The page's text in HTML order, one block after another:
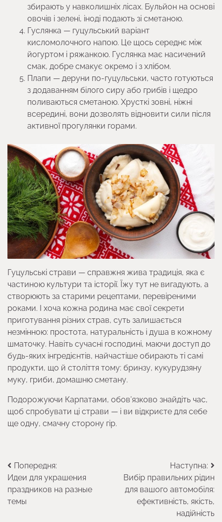
збирають у навколишніх лісах. Бульйон на основі
овочів і зелені, іноді подають зі сметаною.
Гуслянка — гуцульський варіант
кисломолочного напою. Це щось середнє між
йогуртом і ряжанкою. Гуслянка має насичений
смак, добре смакує окремо і з хлібом.
Плапи — деруни по-гуцульськи, часто готуються
з додаванням білого сиру або грибів і щедро
поливаються сметаною. Хрусткі зовні, ніжні
всередині, вони дозволять відновити сили після
активної прогулянки горами.
Гуцульські страви — справжня жива традиція, яка є
частиною культури та історії. Їжу тут не вигадують, а
створюють за старими рецептами, перевіреними
роками. І хоча кожна родина має свої секрети
приготування різних страв, суть залишається
незмінною: простота, натуральність і душа в кожному
шматочку. Навіть сучасні господині, маючи доступ до
будь-яких інгредієнтів, найчастіше обирають ті самі
продукти, що й століття тому: бринзу, кукурудзяну
муку, гриби, домашню сметану.
Подорожуючи Карпатами, обов’язково знайдіть час,
щоб спробувати ці страви — і ви відкриєте для себе
ще одну, смачну сторону гір.
Навігація
записів
Попередня:
Идеи для украшения
праздников на разные
темы
Наступна:
Вибір правильних рідин
для вашого автомобіля:
ефективність, якість,
надійність